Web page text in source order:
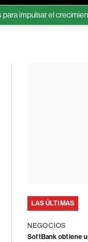
el crecimiento
LAS ÚLTIMAS
NEGOCIOS
SoftBank obtiene